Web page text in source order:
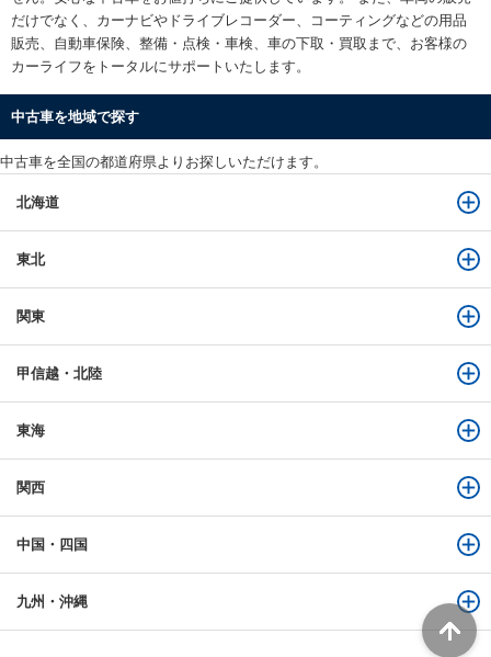
だけでなく、カーナビやドライブレコーダー、コーティングなどの用品
販売、自動車保険、整備・点検・車検、車の下取・買取まで、お客様の
カーライフをトータルにサポートいたします。
中古車を地域で探す
中古車を全国の都道府県よりお探しいただけます。
北海道
東北
関東
甲信越・北陸
東海
関西
中国・四国
九州・沖縄